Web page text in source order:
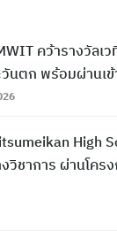
คว้ารางวัลเ
นตก พร้อมผ่านเข้
High
วิชาการ ผ่านโคร